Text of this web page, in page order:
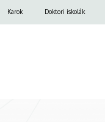
Karok Doktori iskolák